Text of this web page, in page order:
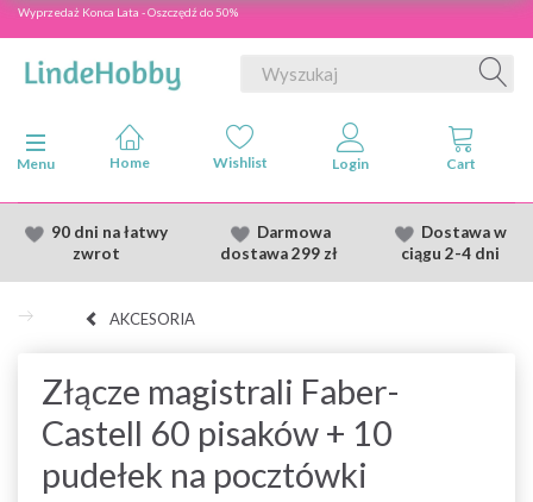
Wyprzedaż Konca Lata - Oszczędź do 50%
Przełącz nawigację
Menu
90 dni na łatwy
zwrot
Darmowa
dostawa299 zł
Dostawaw
ciągu 2-4 dni
AKCESORIA
Złącze magistrali Faber-
Castell 60 pisaków + 10
pudełek na pocztówki